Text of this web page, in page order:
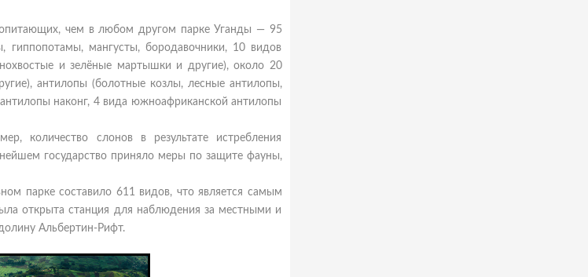
чем в любом другом парке Уганды — 95
мангусты, бородавочники, 10 видов
и зелёные мартышки и другие), около 20
антилопы (болотные козлы, лесные антилопы,
наконг, 4 вида южноафриканской антилопы
количество слонов в результате истребления
государство приняло меры по защите фауны,
парке составило 611 видов, что является самым
открыта станция для наблюдения за местными и
Альбертин-Рифт.